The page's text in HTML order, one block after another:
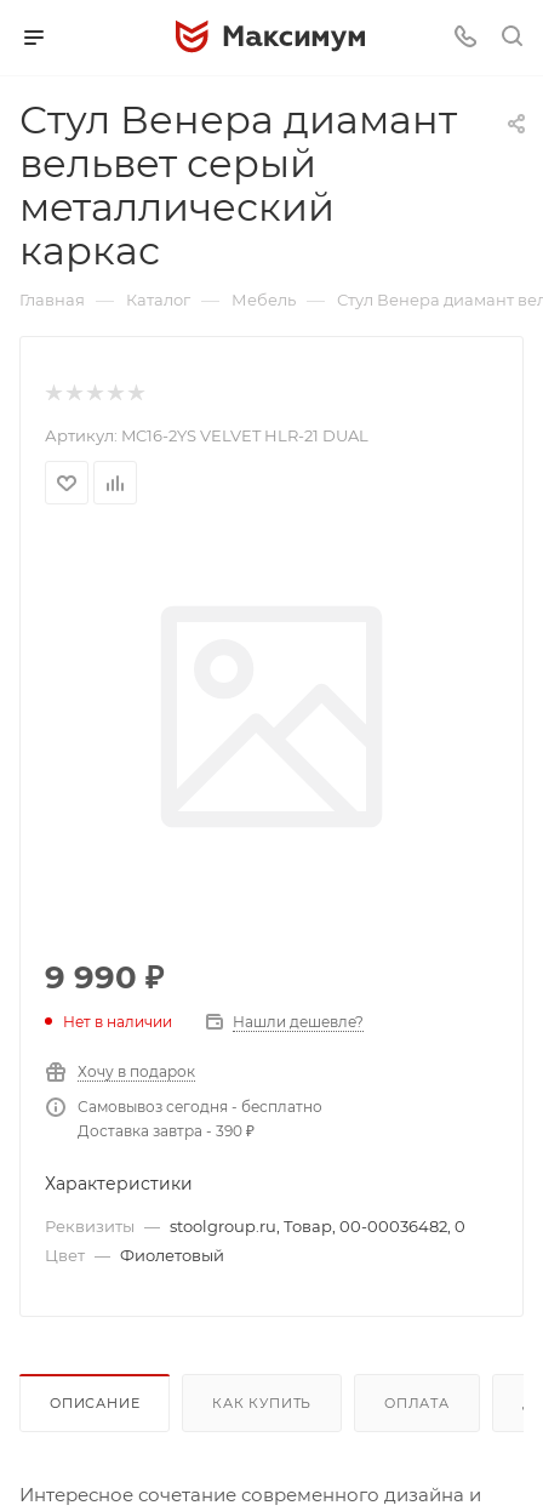
Стул Венера диамант
вельвет серый
металлический
каркас
Главная — Каталог — Мебель — Стул Венера диамант
Артикул: MC16-2YS VELVET HLR-21 DUAL
9 990 ₽
Нет в наличии Нашли дешевле?
Хочу в подарок
Самовывоз сегодня - бесплатно
Доставка завтра - 390 ₽
Характеристики
Реквизиты — stoolgroup.ru, Товар, 00-00036482, 0
Цвет — Фиолетовый
ОПИСАНИЕ КАК КУПИТЬ ОПЛАТА
Интересное сочетание современного дизайна и